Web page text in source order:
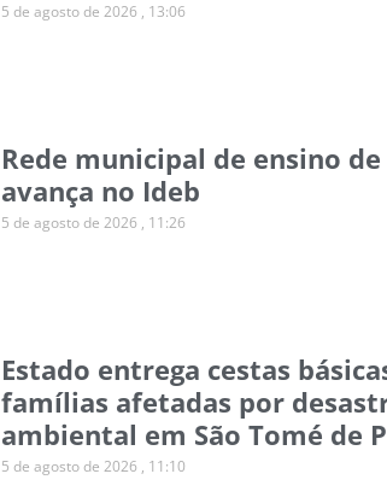
5 de agosto de 2026 13:06
Rede municipal de ensino
avança no Ideb
5 de agosto de 2026 11:26
Estado entrega cestas
famílias afetadas por
ambiental em São Tomé de
5 de agosto de 2026 11:10